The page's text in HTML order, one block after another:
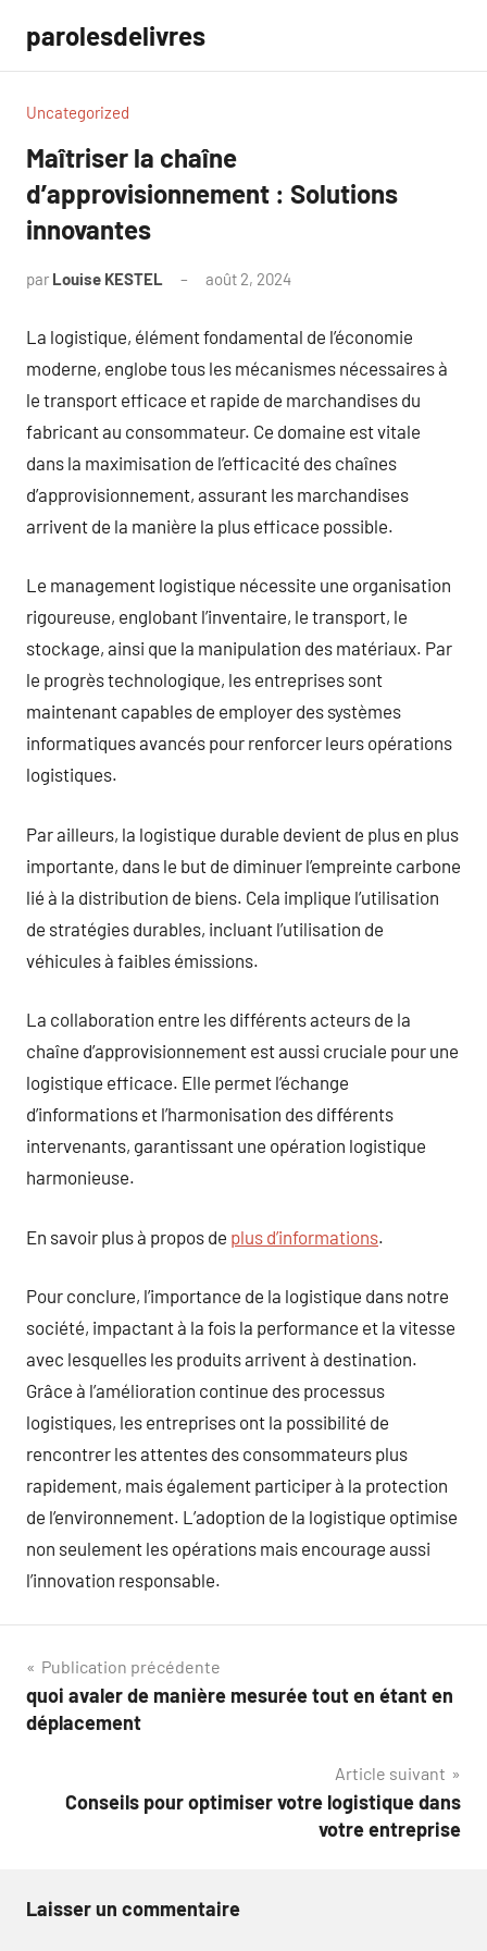
contenu
parolesdelivres
Uncategorized
Maîtriser la chaîne
d’approvisionnement : Solutions
innovantes
par Louise KESTEL août 2, 2024
La logistique, élément fondamental de l’économie
moderne, englobe tous les mécanismes nécessaires à
le transport efficace et rapide de marchandises du
fabricant au consommateur. Ce domaine est vitale
dans la maximisation de l’efficacité des chaînes
d’approvisionnement, assurant les marchandises
arrivent de la manière la plus efficace possible.
Le management logistique nécessite une organisation
rigoureuse, englobant l’inventaire, le transport, le
stockage, ainsi que la manipulation des matériaux. Par
le progrès technologique, les entreprises sont
maintenant capables de employer des systèmes
informatiques avancés pour renforcer leurs opérations
logistiques.
Par ailleurs, la logistique durable devient de plus en plus
importante, dans le but de diminuer l’empreinte carbone
lié à la distribution de biens. Cela implique l’utilisation
de stratégies durables, incluant l’utilisation de
véhicules à faibles émissions.
La collaboration entre les différents acteurs de la
chaîne d’approvisionnement est aussi cruciale pour une
logistique efficace. Elle permet l’échange
d’informations et l’harmonisation des différents
intervenants, garantissant une opération logistique
harmonieuse.
En savoir plus à propos de plus d’informations.
Pour conclure, l’importance de la logistique dans notre
société, impactant à la fois la performance et la vitesse
avec lesquelles les produits arrivent à destination.
Grâce à l’amélioration continue des processus
logistiques, les entreprises ont la possibilité de
rencontrer les attentes des consommateurs plus
rapidement, mais également participer à la protection
de l’environnement. L’adoption de la logistique optimise
non seulement les opérations mais encourage aussi
l’innovation responsable.
Navigation
de
Publication précédente
quoi avaler de manière mesurée tout en étant en
déplacement
Article suivant
Conseils pour optimiser votre logistique dans
votre entreprise
Laisser un commentaire